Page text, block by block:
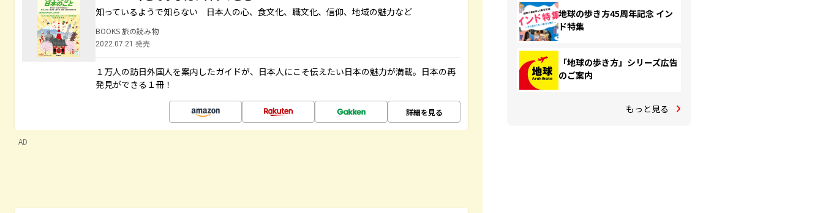
知っているようで知らない 日本人の心、食文化、職文化、信仰、地域の魅力など
BOOKS 旅の読み物
2022.07.21 発売
１万人の訪日外国人を案内したガイドが、日本人にこそ伝えたい日本の魅力が満載。日本の再
発見ができる１冊！
詳細を見る
AD
地球の歩き方45周年記念 イン
ド特集
「地球の歩き方」シリーズ広告
のご案内
もっと見る